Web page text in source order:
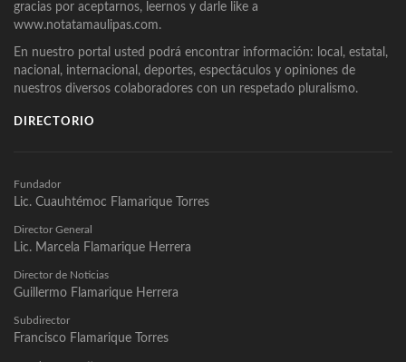
gracias por aceptarnos, leernos y darle like a
www.notatamaulipas.com.
En nuestro portal usted podrá encontrar información: local, estatal,
nacional, internacional, deportes, espectáculos y opiniones de
nuestros diversos colaboradores con un respetado pluralismo.
DIRECTORIO
Fundador
Lic. Cuauhtémoc Flamarique Torres
Director General
Lic. Marcela Flamarique Herrera
Director de Noticias
Guillermo Flamarique Herrera
Subdirector
Francisco Flamarique Torres